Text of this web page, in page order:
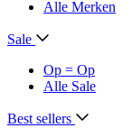
Alle Merken
Sale
Op = Op
Alle Sale
Best sellers